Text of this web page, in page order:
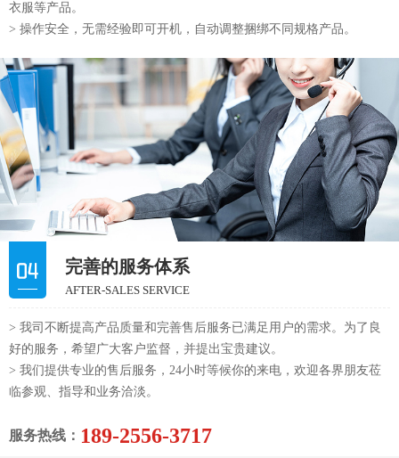
衣服等产品。
> 操作安全，无需经验即可开机，自动调整捆绑不同规格产品。
完善的服务体系
AFTER-SALES SERVICE
> 我司不断提高产品质量和完善售后服务已满足用户的需求。为了良
好的服务，希望广大客户监督，并提出宝贵建议。
> 我们提供专业的售后服务，24小时等候你的来电，欢迎各界朋友莅
临参观、指导和业务洽淡。
服务热线： 189-2556-3717